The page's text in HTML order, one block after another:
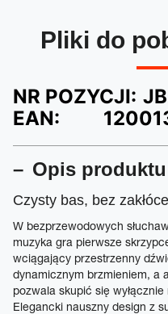
Pliki do
NR POZYCJI:
EAN:
Opis produktu
Czysty bas, bez
W bezprzewodowych
muzyka gra pierwsze
wciągający przestrzenny
dynamicznym brzmieniem, a
pozwala skupić się
Elegancki nauszny design z